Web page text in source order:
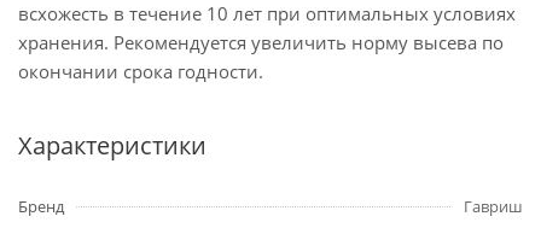
всхожесть в течение 10 лет при оптимальных условиях
хранения. Рекомендуется увеличить норму высева по
окончании срока годности.
Характеристики
Бренд
Гавриш